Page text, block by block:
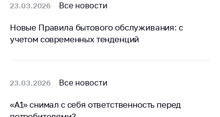
совет
Соискателям
Награждения
товарная биржа
жизнь
23.03.2026 Все новости
Новые Правила бытового обслуживания: с
учетом современных тенденций
23.03.2026 Все новости
«А1» снимал с себя ответственность перед